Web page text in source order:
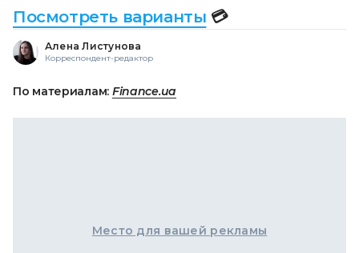
Посмотреть варианты 💳
Алена Листунова
Корреспондент-редактор
По материалам: Finance.ua
Место для вашей рекламы